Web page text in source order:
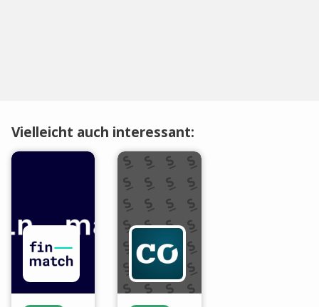
Vielleicht auch interessant: